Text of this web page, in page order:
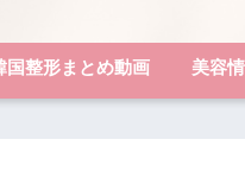
国整形まとめ動画 美容